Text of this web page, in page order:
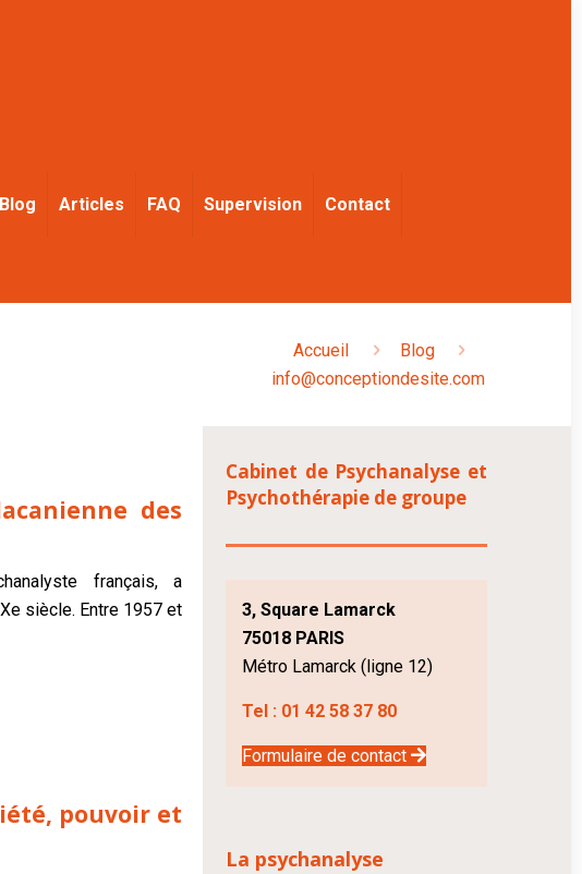
Blog Articles FAQ Supervision Contact
Accueil
Blog
info@conceptiondesite.com
des
français, a
siècle. Entre 1957 et
pouvoir et
Cabinet de Psychanalyse et
Psychothérapie de groupe
3, Square Lamarck
75018 PARIS
Métro Lamarck (ligne 12)
Tel : 01 42 58 37 80
Formulaire de contact
La psychanalyse